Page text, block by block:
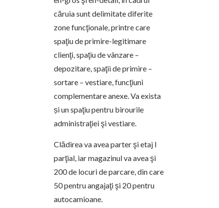
căruia sunt delimitate diferite
zone funcţionale, printre care
spaţiu de primire-legitimare
clienţi, spaţiu de vânzare –
depozitare, spaţii de primire –
sortare – vestiare, funcţiuni
complementare anexe. Va exista
și un spaţiu pentru birourile
administraţiei şi vestiare.
Clădirea va avea parter şi etaj I
parţial, iar magazinul va avea şi
200 de locuri de parcare, din care
50 pentru angajaţi şi 20 pentru
autocamioane.